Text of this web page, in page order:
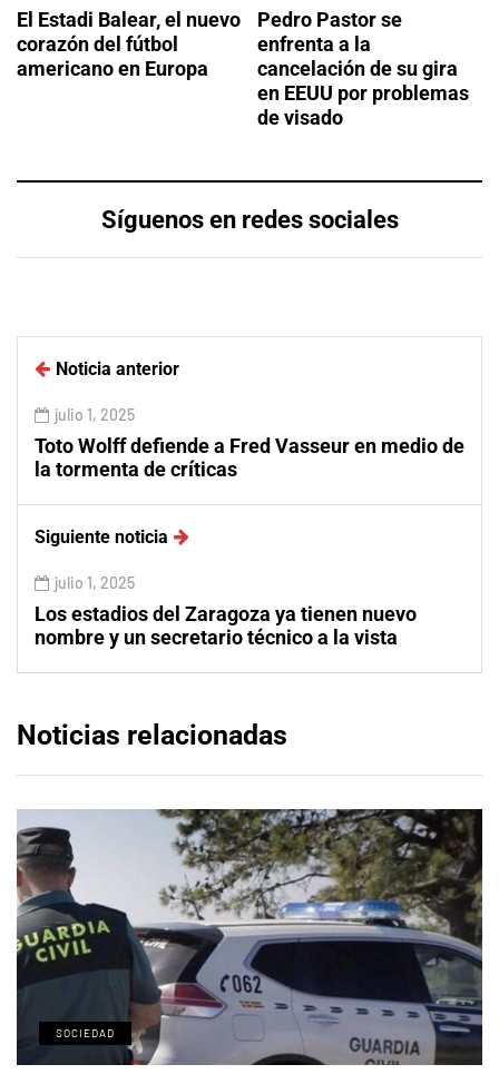
El Estadi Balear, el nuevo
corazón del fútbol
americano en Europa
Pedro Pastor se
enfrenta a la
cancelación de su gira
en EEUU por problemas
de visado
Síguenos en redes sociales
Noticia anterior
julio 1, 2025
Toto Wolff defiende a Fred Vasseur en medio de
la tormenta de críticas
Siguiente noticia
julio 1, 2025
Los estadios del Zaragoza ya tienen nuevo
nombre y un secretario técnico a la vista
Noticias relacionadas
SOCIEDAD